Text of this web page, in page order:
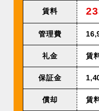
賃料
管理費
礼金 賃
保証金
償却 賃